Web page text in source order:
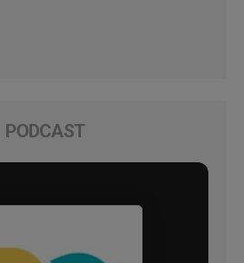
PODCAST